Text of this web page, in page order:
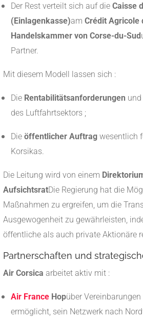
Der Rest verteilt sich auf die Caisse
(Einlagenkasse)am Crédit Agricole
Handelskammer von Corse-du-Sud
Partner.
Mit diesem Modell lassen sich :
Die Rentabilitätsanforderungen
des Luftfahrtsektors ;
Die öffentlicher Auftrag wesentlich
Korsikas.
Die Leitung wird von einem
AufsichtsratDie Regierung hat die
Maßnahmen zu ergreifen, um die
Ausgewogenheit zu gewährleisten,
öffentliche als auch private Aktionäre
Partnerschaften und
Air Corsica arbeitet aktiv mit :
Air France Hopüber Vereinbarungen
ermöglicht, sein Netzwerk nach